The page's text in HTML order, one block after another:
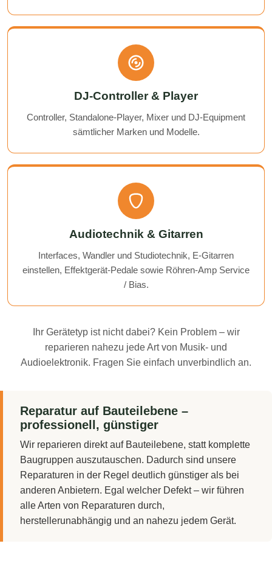
DJ-Controller & Player
Controller, Standalone-Player, Mixer und DJ-Equipment
sämtlicher Marken und Modelle.
Audiotechnik & Gitarren
Interfaces, Wandler und Studiotechnik, E-Gitarren
einstellen, Effektgerät-Pedale sowie Röhren-Amp Service
/ Bias.
Ihr Gerätetyp ist nicht dabei? Kein Problem – wir
reparieren nahezu jede Art von Musik- und
Audioelektronik. Fragen Sie einfach unverbindlich an.
Reparatur auf Bauteilebene –
professionell, günstiger
Wir reparieren direkt auf Bauteilebene, statt komplette
Baugruppen auszutauschen. Dadurch sind unsere
Reparaturen in der Regel deutlich günstiger als bei
anderen Anbietern. Egal welcher Defekt – wir führen
alle Arten von Reparaturen durch,
herstellerunabhängig und an nahezu jedem Gerät.